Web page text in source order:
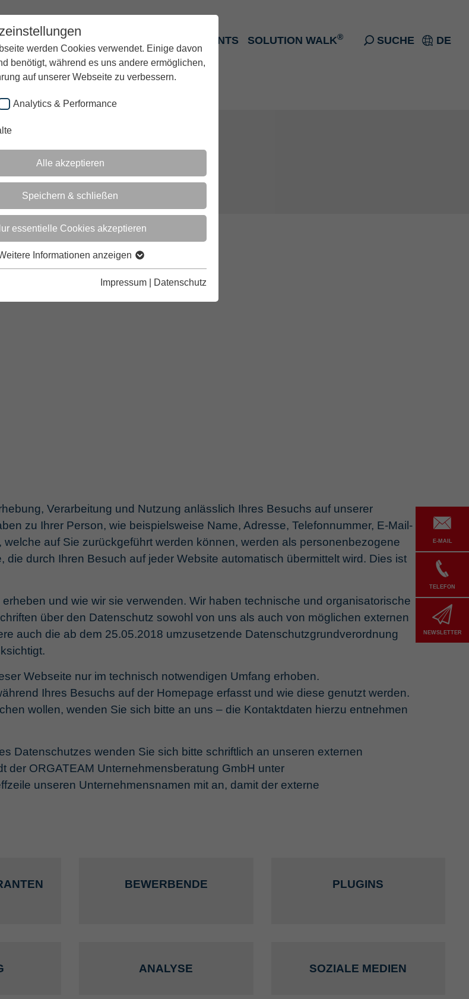
werden Cookies verwendet. Einige davon
benötigt, während es uns andere ermöglichen,
auf unserer Webseite zu verbessern.
Analytics & Performance
Alle akzeptieren
Speichern & schließen
essentielle Cookies akzeptieren
Informationen anzeigen
Impressum Datenschutz
E-MAIL
TELEFON
NEWSLETTER
DE
SUCHE
UNTERNEHMEN EVENTS SOLUTION WALK®
Verarbeitung und Nutzung anlässlich Ihres Besuchs auf unserer
zu Ihrer Person, wie beispielsweise Name, Adresse, Telefonnummer, E-Mail-
auf Sie zurückgeführt werden können, werden als personenbezogene
durch Ihren Besuch auf jeder Website automatisch übermittelt wird. Dies ist
und wie wir sie verwenden. Wir haben technische und organisatorische
über den Datenschutz sowohl von uns als auch von möglichen externen
auch die ab dem 25.05.2018 umzusetzende Datenschutzgrundverordnung
Webseite nur im technisch notwendigen Umfang erhoben.
Ihres Besuchs auf der Homepage erfasst und wie diese genutzt werden.
wollen, wenden Sie sich bitte an uns – die Kontaktdaten hierzu entnehmen
Datenschutzes wenden Sie sich bitte schriftlich an unseren externen
der ORGATEAM Unternehmensberatung GmbH unter
unseren Unternehmensnamen mit an, damit der externe
BEWERBENDE PLUGINS
ANALYSE SOZIALE MEDIEN